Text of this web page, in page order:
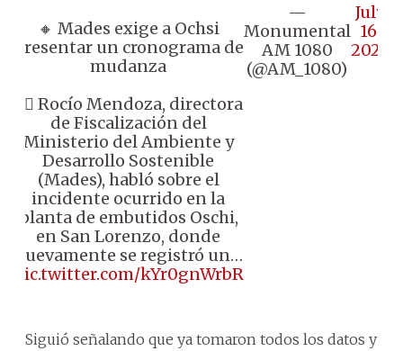
🔸 Mades exige a Ochsi
presentar un cronograma de
mudanza
👉🏼 Rocío Mendoza, directora
de Fiscalización del
Ministerio del Ambiente y
Desarrollo Sostenible
(Mades), habló sobre el
incidente ocurrido en la
planta de embutidos Oschi,
en San Lorenzo, donde
nuevamente se registró un…
pic.twitter.com/kYr0gnWrbR
—
Monumental
AM 1080
(@AM_1080)
July
16,
2024
Siguió señalando que ya tomaron todos los datos y